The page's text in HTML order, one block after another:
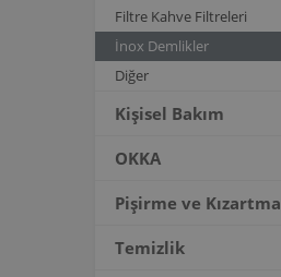
Filtre Kahve Filtreleri
İnox Demlikler
Diğer
Kişisel Bakım
OKKA
Pişirme ve Kızartma
Temizlik